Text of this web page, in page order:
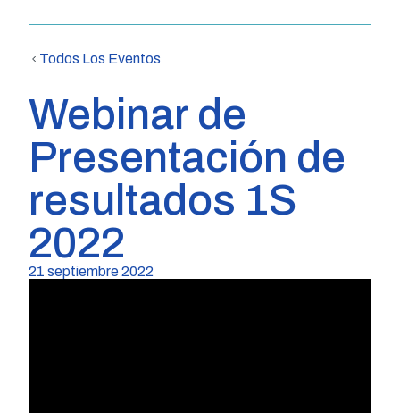
Todos Los Eventos
Webinar de
Presentación de
resultados 1S
2022
21 septiembre 2022